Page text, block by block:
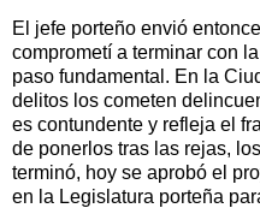
El jefe porteño envió
comprometí a terminar con
paso fundamental. En la
delitos los cometen
es contundente y refleja el
de ponerlos tras las rejas,
terminó, hoy se aprobó el
en la Legislatura porteña